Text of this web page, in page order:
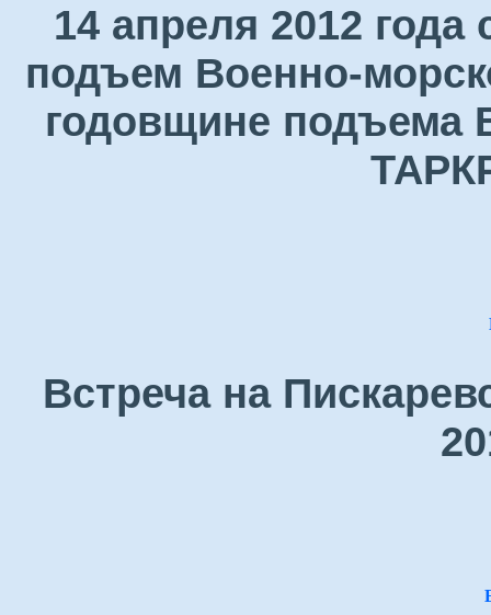
14 апреля 2012
подъем Военно-
годовщине подъема
Встреча на